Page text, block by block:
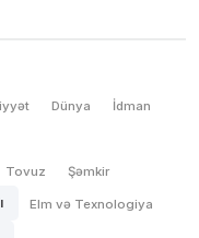
Dünya İdman
Tovuz Şəmkir
Elm və Texnologiya